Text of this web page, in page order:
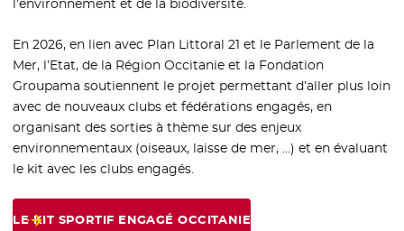
l’environnement et de la biodiversité.
En 2026, en lien avec Plan Littoral 21 et le Parlement de la
Mer, l’Etat, de la Région Occitanie et la Fondation
Groupama soutiennent le projet permettant d’aller plus loin
avec de nouveaux clubs et fédérations engagés, en
organisant des sorties à thème sur des enjeux
environnementaux (oiseaux, laisse de mer, …) et en évaluant
le kit avec les clubs engagés.
LE KIT SPORTIF ENGAGÉ OCCITANIE